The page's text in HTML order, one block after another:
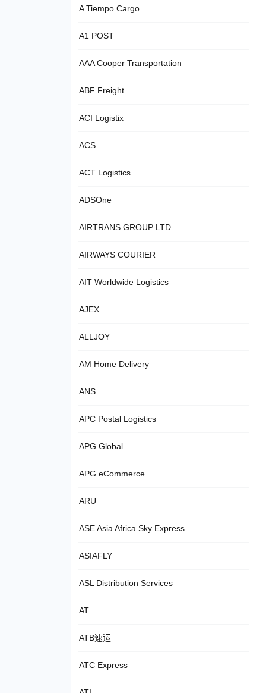
A Tiempo Cargo
A1 POST
AAA Cooper Transportation
ABF Freight
ACI Logistix
ACS
ACT Logistics
ADSOne
AIRTRANS GROUP LTD
AIRWAYS COURIER
AIT Worldwide Logistics
AJEX
ALLJOY
AM Home Delivery
ANS
APC Postal Logistics
APG Global
APG eCommerce
ARU
ASE Asia Africa Sky Express
ASIAFLY
ASL Distribution Services
AT
ATB速运
ATC Express